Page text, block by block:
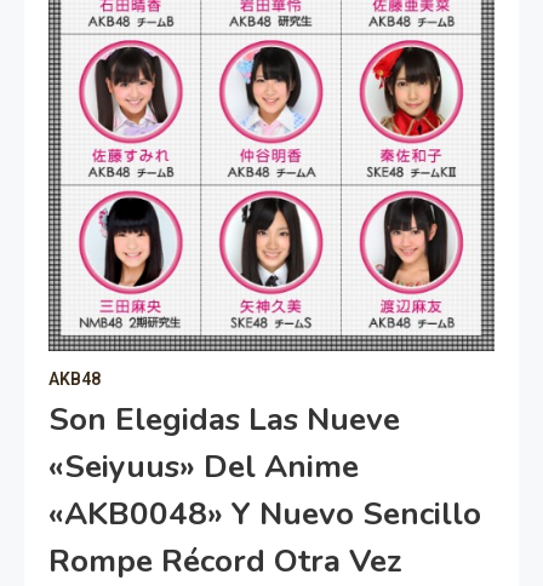
AKB48
Son Elegidas Las Nueve
«seiyuus» Del Anime
«AKB0048» Y Nuevo Sencillo
Rompe Récord Otra Vez